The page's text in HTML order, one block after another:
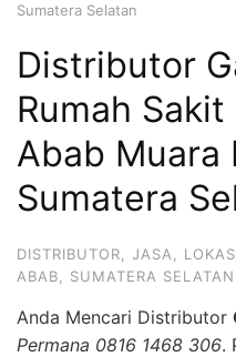
Sumatera Selatan
Distributor
Rumah
Abab Muara
Sumatera
DISTRIBUTOR JASA
ABAB
SUMATERA SELATAN
Anda Mencari Distributor
Permana 0816 1468 306.